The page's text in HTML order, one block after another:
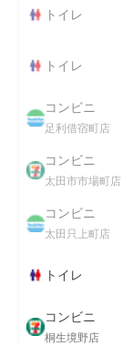
トイレ
トイレ
コンビニ
足利借宿町店
コンビニ
太田市市場町店
コンビニ
太田只上町店
トイレ
コンビニ
桐生境野店